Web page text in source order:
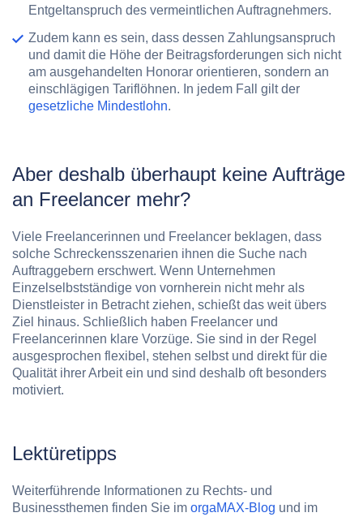
Entgeltanspruch des vermeintlichen Auftragnehmers.
Zudem kann es sein, dass dessen Zahlungsanspruch
und damit die Höhe der Beitragsforderungen sich nicht
am ausgehandelten Honorar orientieren, sondern an
einschlägigen Tariflöhnen. In jedem Fall gilt der
gesetzliche Mindestlohn.
Aber deshalb überhaupt keine Aufträge
an Freelancer mehr?
Viele Freelancerinnen und Freelancer beklagen, dass
solche Schreckensszenarien ihnen die Suche nach
Auftraggebern erschwert. Wenn Unternehmen
Einzelselbstständige von vornherein nicht mehr als
Dienstleister in Betracht ziehen, schießt das weit übers
Ziel hinaus. Schließlich haben Freelancer und
Freelancerinnen klare Vorzüge. Sie sind in der Regel
ausgesprochen flexibel, stehen selbst und direkt für die
Qualität ihrer Arbeit ein und sind deshalb oft besonders
motiviert.
Lektüretipps
Weiterführende Informationen zu Rechts- und
Businessthemen finden Sie im orgaMAX-Blog und im